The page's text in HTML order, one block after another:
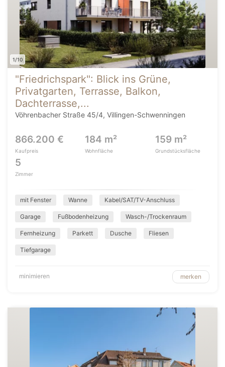
1/10
"Friedrichspark": Blick ins Grüne,
Privatgarten, Terrasse, Balkon,
Dachterrasse,...
Vöhrenbacher Straße 45/4, Villingen-Schwenningen
866.200 €
Kaufpreis
184 m²
Wohnfläche
159 m²
Grundstücksfläche
5
Zimmer
mit Fenster Wanne Kabel/SAT/TV-Anschluss
Garage Fußbodenheizung Wasch-/Trockenraum
Fernheizung Parkett Dusche Fliesen
Tiefgarage
minimieren merken